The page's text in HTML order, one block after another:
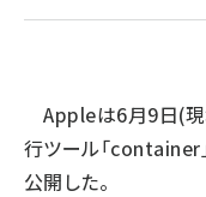
ai crunch
Appleは6月9日(現
行ツール「container
公開した。